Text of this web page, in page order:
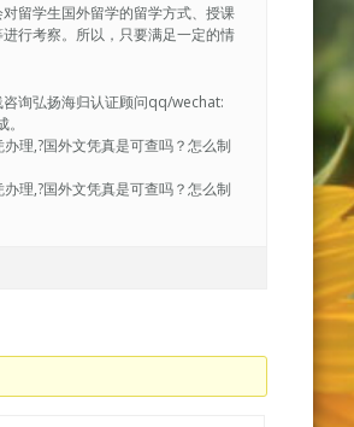
留学生国外留学的留学方式、授课
行考察。所以，只要满足一定的情
询弘扬海归认证顾问qq/wechat:
理,?国外文凭真是可查吗？怎么制
理,?国外文凭真是可查吗？怎么制